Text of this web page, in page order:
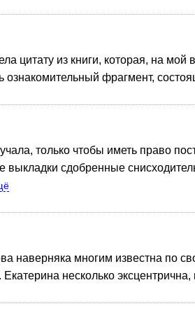
цитату из книги, которая, на мой
ознакомительный фрагмент,
только чтобы иметь право
выкладки сдобренные
наверняка многим известна по
несколько